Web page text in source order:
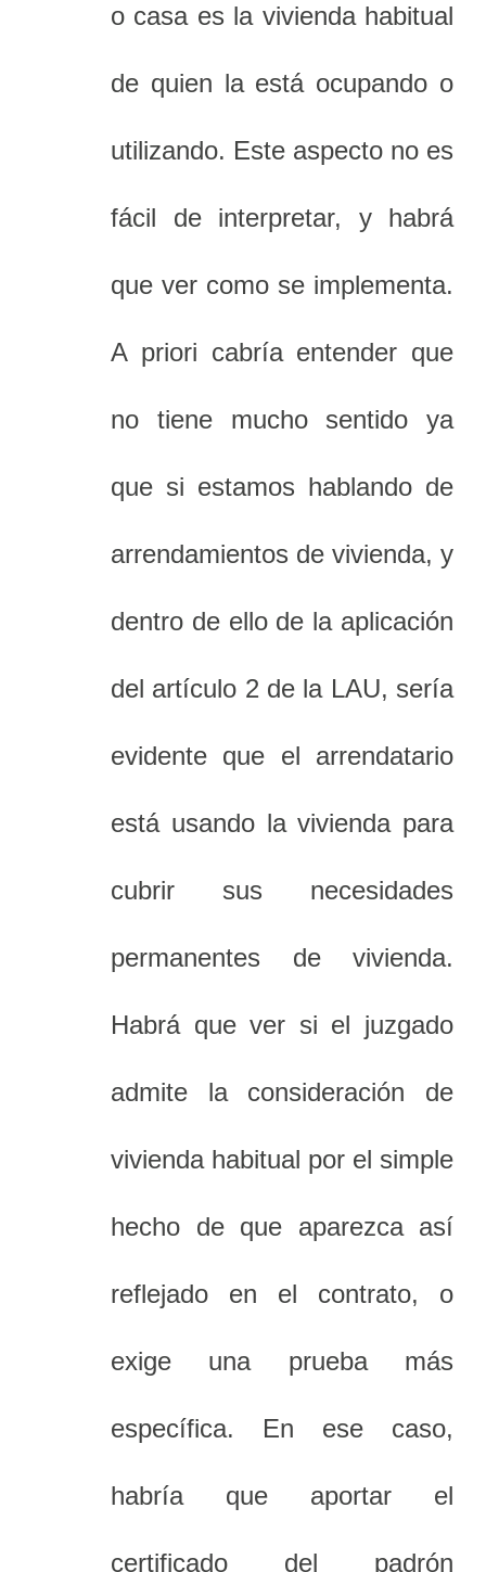
o casa es la vivienda habitual
de quien la está ocupando o
utilizando. Este aspecto no es
fácil de interpretar, y habrá
que ver como se implementa.
A priori cabría entender que
no tiene mucho sentido ya
que si estamos hablando de
arrendamientos de vivienda, y
dentro de ello de la aplicación
del artículo 2 de la LAU, sería
evidente que el arrendatario
está usando la vivienda para
cubrir sus necesidades
permanentes de vivienda.
Habrá que ver si el juzgado
admite la consideración de
vivienda habitual por el simple
hecho de que aparezca así
reflejado en el contrato, o
exige una prueba más
específica. En ese caso,
habría que aportar el
certificado del padrón